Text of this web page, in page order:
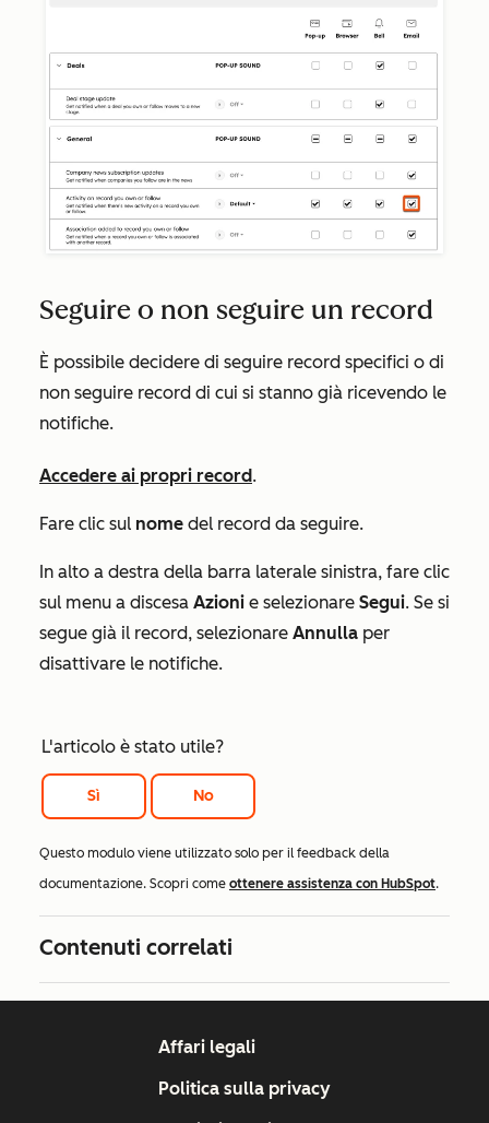
Seguire o non seguire un record
È possibile decidere di seguire record specifici o di
non seguire record di cui si stanno già ricevendo le
notifiche.
Accedere ai propri record.
Fare clic sul nome del record da seguire.
In alto a destra della barra laterale sinistra, fare clic
sul menu a discesa Azioni e selezionare Segui. Se si
segue già il record, selezionare Annulla per
disattivare le notifiche.
L'articolo è stato utile?
Sì No
Questo modulo viene utilizzato solo per il feedback della
documentazione. Scopri come ottenere assistenza con HubSpot.
Contenuti correlati
Affari legali
Politica sulla privacy